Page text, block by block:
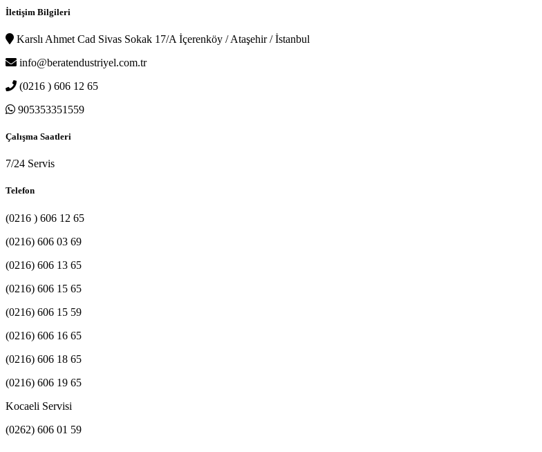
İletişim Bilgileri
Karslı Ahmet Cad Sivas Sokak 17/A İçerenköy / Ataşehir / İstanbul
info@beratendustriyel.com.tr
(0216 ) 606 12 65
905353351559
Çalışma Saatleri
7/24 Servis
Telefon
(0216 ) 606 12 65
(0216) 606 03 69
(0216) 606 13 65
(0216) 606 15 65
(0216) 606 15 59
(0216) 606 16 65
(0216) 606 18 65
(0216) 606 19 65
Kocaeli Servisi
(0262) 606 01 59